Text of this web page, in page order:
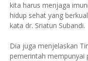
kita harus menjaga
hidup sehat yang
kata dr. Sriatun Subandi.
Dia juga menjelaskan
pemerintah mempunyai